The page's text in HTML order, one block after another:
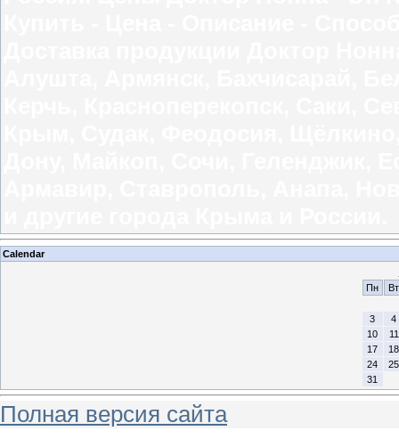
Calendar
Пн
Вт
3
4
10
11
17
18
24
25
31
Полная версия сайта